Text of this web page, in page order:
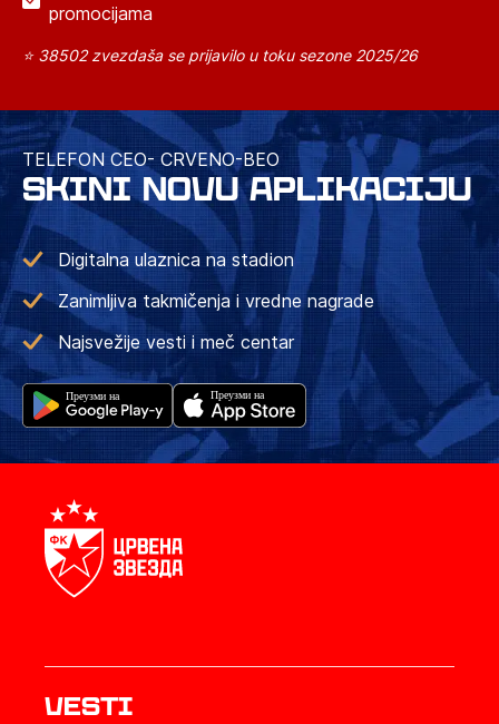
promocijama
⭐ 38502 zvezdaša se prijavilo u toku sezone 2025/26
TELEFON CEO- CRVENO-BEO
SKINI NOVU APLIKACIJU
Digitalna ulaznica na stadion
Zanimljiva takmičenja i vredne nagrade
Najsvežije vesti i meč centar
Vesti